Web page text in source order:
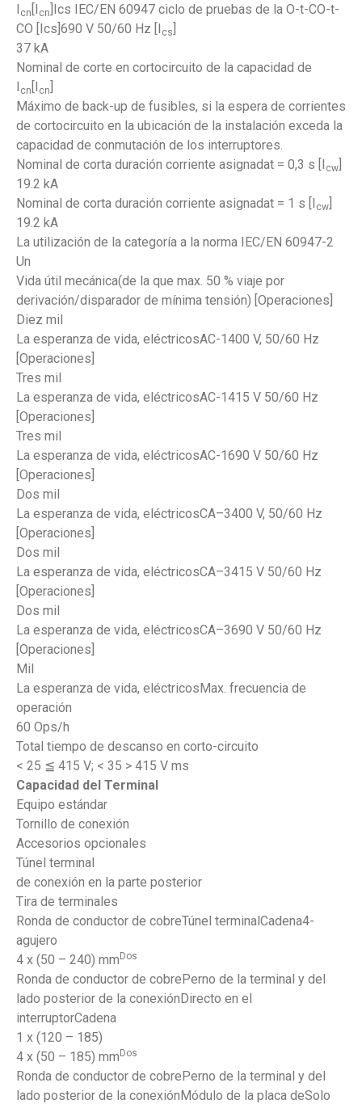
I cn [I cn ]Ics IEC/EN 60947 ciclo de pruebas de la O-t-CO-t-
CO [Ics]690 V 50/60 Hz [I cs
37 kA
Nominal de corte en cortocircuito de la capacidad de
I cn [I cn
Máximo de back-up de fusibles, si la espera de corrientes
de cortocircuito en la ubicación de la instalación exceda la
capacidad de conmutación de los interruptores.
Nominal de corta duración corriente asignadat = 0,3 s [I cw
19.2 kA
Nominal de corta duración corriente asignadat = 1 s [I cw
19.2 kA
La utilización de la categoría a la norma IEC/EN 60947-2
Un
Vida útil mecánica(de la que max. 50 % viaje por
derivación/disparador de mínima tensión) [Operaciones]
Diez mil
La esperanza de vida, eléctricosAC-1400 V, 50/60 Hz
[Operaciones]
Tres mil
La esperanza de vida, eléctricosAC-1415 V 50/60 Hz
[Operaciones]
Tres mil
La esperanza de vida, eléctricosAC-1690 V 50/60 Hz
[Operaciones]
Dos mil
La esperanza de vida, eléctricosCA–3400 V, 50/60 Hz
[Operaciones]
Dos mil
La esperanza de vida, eléctricosCA–3415 V 50/60 Hz
[Operaciones]
Dos mil
La esperanza de vida, eléctricosCA–3690 V 50/60 Hz
[Operaciones]
Mil
La esperanza de vida, eléctricosMax. frecuencia de
operación
60 Ops/h
Total tiempo de descanso en corto-circuito
< 25 ≦ 415 V; < 35 > 415 V ms
Capacidad del Terminal
Equipo estándar
Tornillo de conexión
Accesorios opcionales
Túnel terminal
de conexión en la parte posterior
Tira de terminales
Ronda de conductor de cobreTúnel terminalCadena4-
agujero
4 x (50 – 240) mm Dos
Ronda de conductor de cobrePerno de la terminal y del
lado posterior de la conexiónDirecto en el
interruptorCadena
1 x (120 – 185)
4 x (50 – 185) mm Dos
Ronda de conductor de cobrePerno de la terminal y del
lado posterior de la conexiónMódulo de la placa deSolo